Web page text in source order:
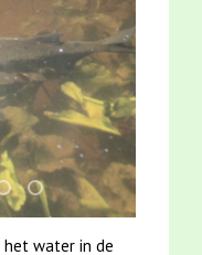
en rietvoorns 4afuut met
1 snoekje elly
zaklv 5 snoekje MOOI
karper met kattenklimtouw
smoelenboek fifi en
water in de